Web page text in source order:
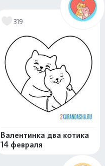
319
Валентинка два котика
14 февраля